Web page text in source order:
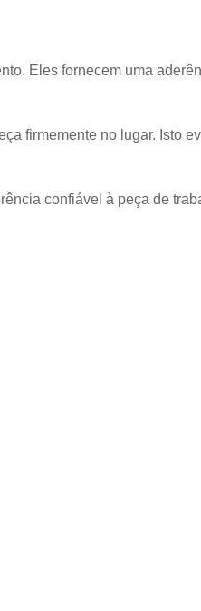
Eles fornecem uma
firmemente no lugar. Isto
confiável à peça de